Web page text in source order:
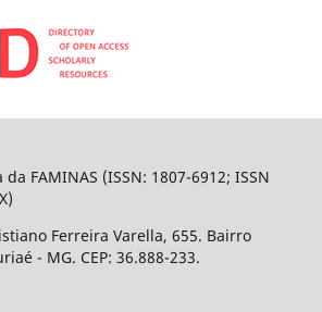
FAMINAS (ISSN: 1807-6912; ISSN
Ferreira Varella, 655. Bairro
- MG. CEP: 36.888-233.